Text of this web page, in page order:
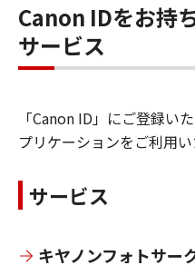
Canon IDをお持
サービス
「Canon ID」にご登録い
プリケーションをご利用い
サービス
キヤノンフォトサー